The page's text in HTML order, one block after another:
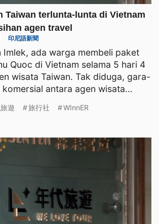
Taiwan terlunta-lunta di Vietnam
agen travel
印尼語新聞
Imlek, ada warga membeli paket
Quoc di Vietnam selama 5 hari 4
wisata Taiwan. Tak diduga, gara-
antara agen wisata
遊 旅行社 WInnER